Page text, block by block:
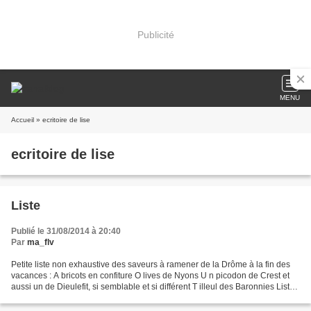
Publicité
MENU
Accueil » ecritoire de lise
ecritoire de lise
Liste
Publié le 31/08/2014 à 20:40
Par ma_flv
Petite liste non exhaustive des saveurs à ramener de la Drôme à la fin des
vacances : A bricots en confiture O lives de Nyons U n picodon de Crest et
aussi un de Dieulefit, si semblable et si différent T illeul des Baronnies Liste